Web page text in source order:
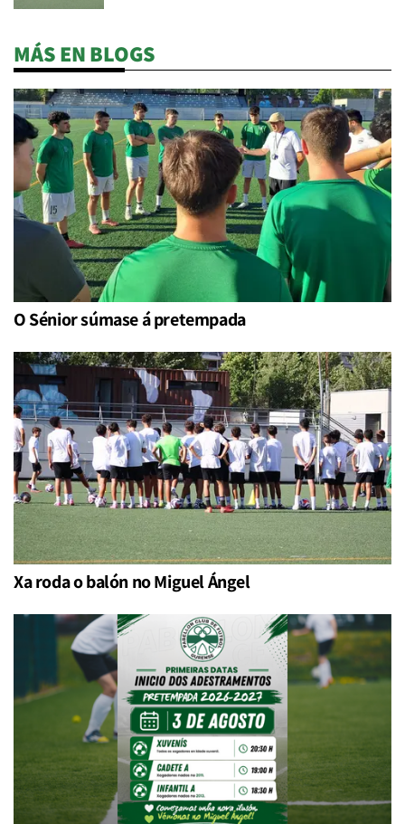
MÁS EN BLOGS
O Sénior súmase á pretempada
Xa roda o balón no Miguel Ángel